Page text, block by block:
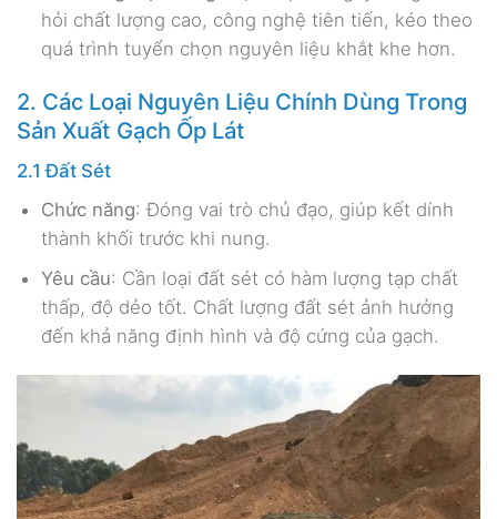
hỏi chất lượng cao, công nghệ tiên tiến, kéo theo
quá trình tuyển chọn nguyên liệu khắt khe hơn.
2. Các Loại Nguyên Liệu Chính Dùng Trong
Sản Xuất Gạch Ốp Lát
2.1 Đất Sét
Chức năng: Đóng vai trò chủ đạo, giúp kết dính
thành khối trước khi nung.
Yêu cầu: Cần loại đất sét có hàm lượng tạp chất
thấp, độ dẻo tốt. Chất lượng đất sét ảnh hưởng
đến khả năng định hình và độ cứng của gạch.